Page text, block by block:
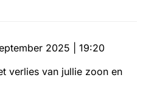
2025 | 19:20
verlies van jullie zoon en